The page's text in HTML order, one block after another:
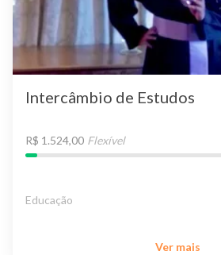
Intercâmbio de Estudos
R$ 1.524,00 Flexível
Educação
Ver mais